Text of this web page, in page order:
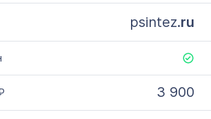
psintez.ru
3 900